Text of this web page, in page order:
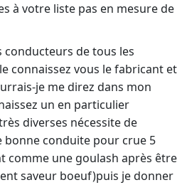
à votre liste pas en mesure de
conducteurs de tous les
connaissez vous le fabricant et
je me direz dans mon
un en particulier
diverses nécessite de
bonne conduite pour crue 5
comme une goulash après être
saveur boeuf)puis je donner